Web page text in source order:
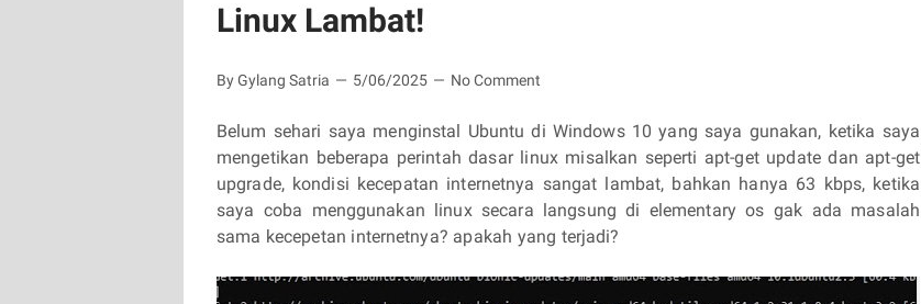
Linux Lambat!
By Gylang Satria 5/06/2025 No Comment
Belum sehari saya menginstal Ubuntu di Windows 10 yang saya gunakan, ketika saya
mengetikan beberapa perintah dasar linux misalkan seperti apt-get update dan apt-get
upgrade, kondisi kecepatan internetnya sangat lambat, bahkan hanya 63 kbps, ketika
saya coba menggunakan linux secara langsung di elementary os gak ada masalah
sama kecepetan internetnya? apakah yang terjadi?